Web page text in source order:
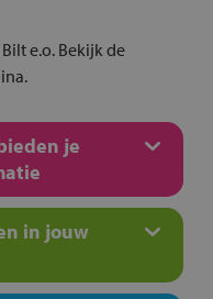
e.o. Bekijk de
je
in jouw